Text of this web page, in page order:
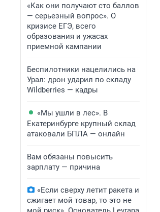
«Как они получают сто баллов
— серьезный вопрос». О
кризисе ЕГЭ, всего
образования и ужасах
приемной кампании
Беспилотники нацелились на
Урал: дрон ударил по складу
Wildberries — кадры
«Мы ушли в лес». В
Екатеринбурге крупный склад
атаковали БПЛА — онлайн
Вам обязаны повысить
зарплату — причина
«Если сверху летит ракета и
сжигает мой товар, то это не